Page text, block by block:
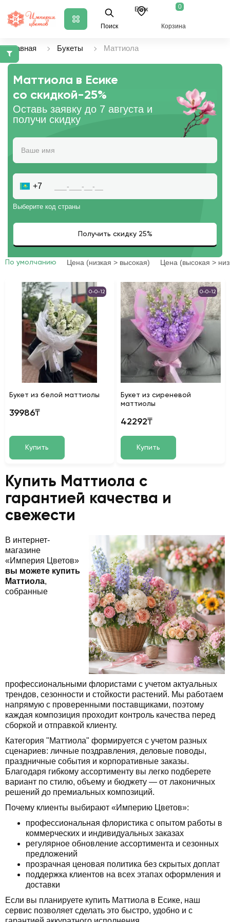
Поиск
Есик 0
Корзина
Главная Букеты Маттиола
Маттиола в Есике
со скидкой-25%
Оставь заявку до 7 августа и
получи скидку
+7
Выберите код страны
По умолчанию Цена (низкая > высокая) Цена (высокая >
0-0-12
Букет из белой маттиолы
39986₸
Купить
0-0-12
Букет из сиреневой
маттиолы
42292₸
Купить
Купить Маттиола с
гарантией качества и
свежести
В интернет-
магазине
«Империя Цветов»
вы можете купить
Маттиола,
собранные
профессиональными флористами с учетом актуальных
трендов, сезонности и стойкости растений. Мы работаем
напрямую с проверенными поставщиками, поэтому
каждая композиция проходит контроль качества перед
сборкой и отправкой клиенту.
Категория "Маттиола" формируется с учетом разных
сценариев: личные поздравления, деловые поводы,
праздничные события и корпоративные заказы.
Благодаря гибкому ассортименту вы легко подберете
вариант по стилю, объему и бюджету — от лаконичных
решений до премиальных композиций.
Почему клиенты выбирают «Империю Цветов»:
профессиональная флористика с опытом работы в
коммерческих и индивидуальных заказах
регулярное обновление ассортимента и сезонных
предложений
прозрачная ценовая политика без скрытых доплат
поддержка клиентов на всех этапах оформления и
доставки
Если вы планируете купить Маттиола в Есике, наш
сервис позволяет сделать это быстро, удобно и с